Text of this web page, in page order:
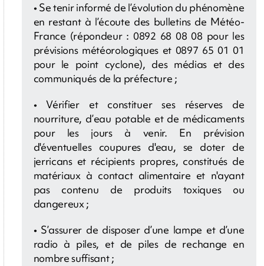
• Se tenir informé de l’évolution du phénomène
en restant à l’écoute des bulletins de Météo-
France (répondeur : 0892 68 08 08 pour les
prévisions météorologiques et 0897 65 01 01
pour le point cyclone), des médias et des
communiqués de la préfecture ;
• Vérifier et constituer ses réserves de
nourriture, d’eau potable et de médicaments
pour les jours à venir. En prévision
d'éventuelles coupures d'eau, se doter de
jerricans et récipients propres, constitués de
matériaux à contact alimentaire et n'ayant
pas contenu de produits toxiques ou
dangereux ;
• S’assurer de disposer d’une lampe et d’une
radio à piles, et de piles de rechange en
nombre suffisant ;